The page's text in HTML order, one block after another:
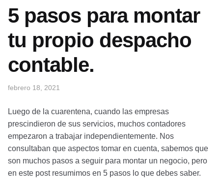
5 pasos para montar
tu propio despacho
contable.
febrero 18, 2021
Luego de la cuarentena, cuando las empresas
prescindieron de sus servicios, muchos contadores
empezaron a trabajar independientemente. Nos
consultaban que aspectos tomar en cuenta, sabemos que
son muchos pasos a seguir para montar un negocio, pero
en este post resumimos en 5 pasos lo que debes saber.